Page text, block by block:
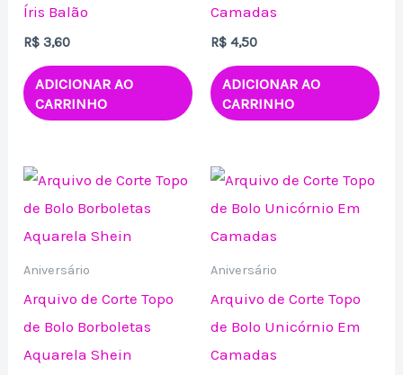
Íris Balão
R$ 3,60
ADICIONAR AO
CARRINHO
Camadas
R$ 4,50
ADICIONAR AO
CARRINHO
Aniversário
Arquivo de Corte Topo
de Bolo Borboletas
Aquarela Shein
Aniversário
Arquivo de Corte Topo
de Bolo Unicórnio Em
Camadas